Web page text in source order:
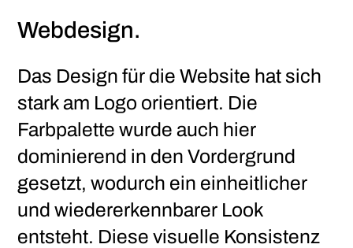
Webdesign.
Das Design für die Website hat sich
stark am Logo orientiert. Die
Farbpalette wurde auch hier
dominierend in den Vordergrund
gesetzt, wodurch ein einheitlicher
und wiedererkennbarer Look
entsteht. Diese visuelle Konsistenz